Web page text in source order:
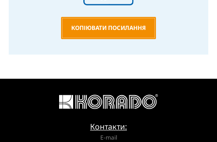
КОПІЮВАТИ ПОСИЛАННЯ
Контакти:
E-mail